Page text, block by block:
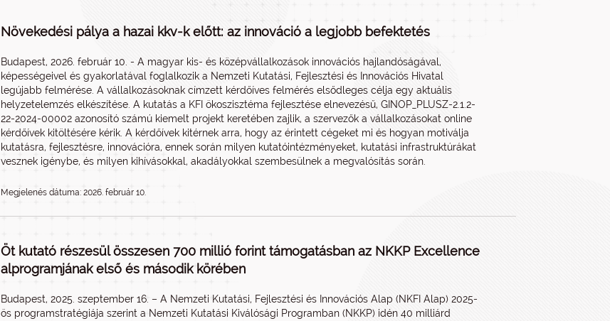
Növekedési pálya a hazai kkv-k előtt: az innováció a legjobb befektetés
Budapest, 2026. február 10. - A magyar kis- és középvállalkozások innovációs hajlandóságával,
képességeivel és gyakorlatával foglalkozik a Nemzeti Kutatási, Fejlesztési és Innovációs Hivatal
legújabb felmérése. A vállalkozásoknak címzett kérdőíves felmérés elsődleges célja egy aktuális
helyzetelemzés elkészítése. A kutatás a KFI ökoszisztéma fejlesztése elnevezésű, GINOP_PLUSZ-2.1.2-
22-2024-00002 azonosító számú kiemelt projekt keretében zajlik, a szervezők a vállalkozásokat online
kérdőívek kitöltésére kérik. A kérdőívek kitérnek arra, hogy az érintett cégeket mi és hogyan motiválja
kutatásra, fejlesztésre, innovációra, ennek során milyen kutatóintézményeket, kutatási infrastruktúrákat
vesznek igénybe, és milyen kihívásokkal, akadályokkal szembesülnek a megvalósítás során.
Megjelenés dátuma: 2026. február 10.
Öt kutató részesül összesen 700 millió forint támogatásban az NKKP Excellence
alprogramjának első és második körében
Budapest, 2025. szeptember 16. – A Nemzeti Kutatási, Fejlesztési és Innovációs Alap (NKFI Alap) 2025-
ös programstratégiája szerint a Nemzeti Kutatási Kiválósági Programban (NKKP) idén 40 milliárd